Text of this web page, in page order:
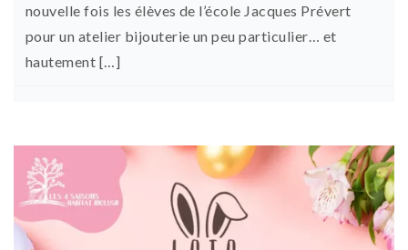
nouvelle fois les élèves de l’école Jacques Prévert
pour un atelier bijouterie un peu particulier… et
hautement […]